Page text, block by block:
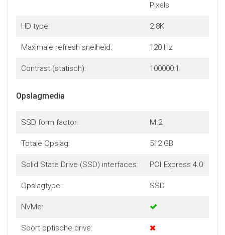
Pixels
HD type: 2.8K
Maximale refresh snelheid: 120 Hz
Contrast (statisch): 100000:1
Opslagmedia
SSD form factor: M.2
Totale Opslag: 512 GB
Solid State Drive (SSD) interfaces: PCI Express 4.0
Opslagtype: SSD
NVMe:
Soort optische drive: